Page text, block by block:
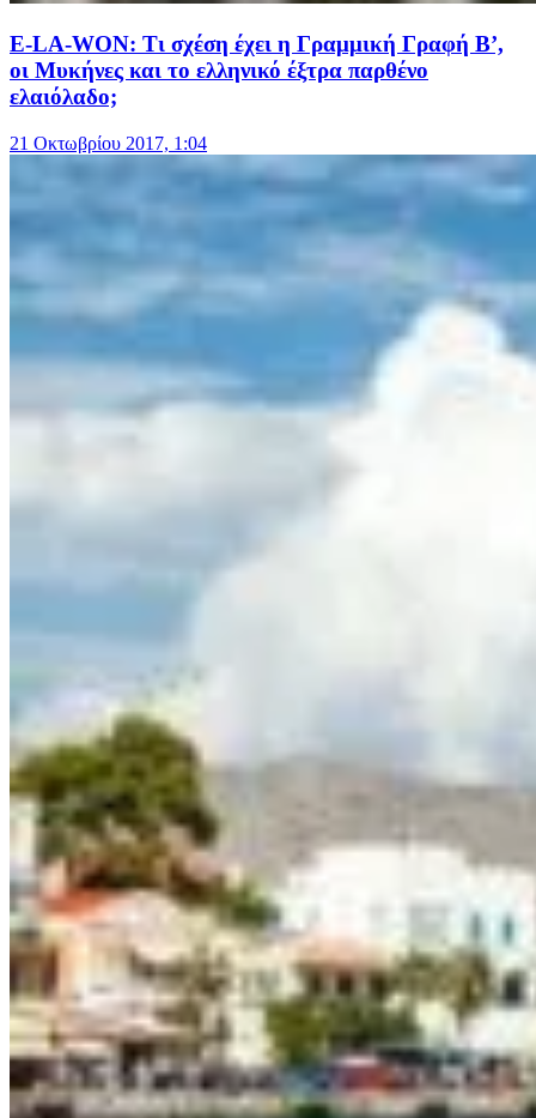
E-LA-WON: Τι σχέση έχει η Γραμμική Γραφή Β’,
οι Μυκήνες και το ελληνικό έξτρα παρθένο
ελαιόλαδο;
21 Οκτωβρίου 2017, 1:04